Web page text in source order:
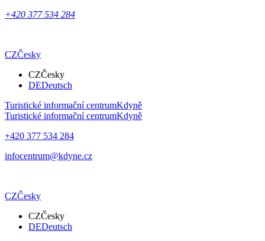
+420 377 534 284
CZČesky
CZČesky
DEDeutsch
Turistické informační centrumKdyně
Turistické informační centrumKdyně
+420 377 534 284
infocentrum@kdyne.cz
CZČesky
CZČesky
DEDeutsch